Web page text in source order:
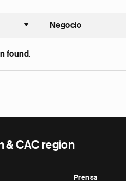
Ordenar
Negocio
found.
& CAC region
Prensa